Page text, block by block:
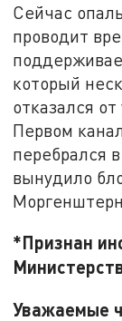
Сейчас
проводит
который
отказался
Первом
перебрался
вынудило
*Признан
Уважаемые